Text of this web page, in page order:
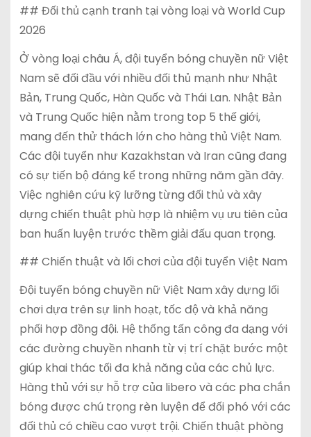
## Đối thủ cạnh tranh tại vòng loại và World Cup
2026
Ở vòng loại châu Á, đội tuyển bóng chuyền nữ Việt
Nam sẽ đối đầu với nhiều đối thủ mạnh như Nhật
Bản, Trung Quốc, Hàn Quốc và Thái Lan. Nhật Bản
và Trung Quốc hiện nằm trong top 5 thế giới,
mang đến thử thách lớn cho hàng thủ Việt Nam.
Các đội tuyển như Kazakhstan và Iran cũng đang
có sự tiến bộ đáng kể trong những năm gần đây.
Việc nghiên cứu kỹ lưỡng từng đối thủ và xây
dựng chiến thuật phù hợp là nhiệm vụ ưu tiên của
ban huấn luyện trước thềm giải đấu quan trọng.
## Chiến thuật và lối chơi của đội tuyển Việt Nam
Đội tuyển bóng chuyền nữ Việt Nam xây dựng lối
chơi dựa trên sự linh hoạt, tốc độ và khả năng
phối hợp đồng đội. Hệ thống tấn công đa dạng với
các đường chuyền nhanh từ vị trí chặt bước một
giúp khai thác tối đa khả năng của các chủ lực.
Hàng thủ với sự hỗ trợ của libero và các pha chắn
bóng được chú trọng rèn luyện để đối phó với các
đối thủ có chiều cao vượt trội. Chiến thuật phòng